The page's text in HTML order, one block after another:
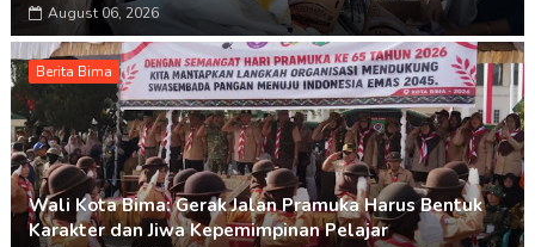
August 06, 2026
Berita Bima
Wali Kota Bima: Gerak Jalan Pramuka Harus Bentuk
Karakter dan Jiwa Kepemimpinan Pelajar